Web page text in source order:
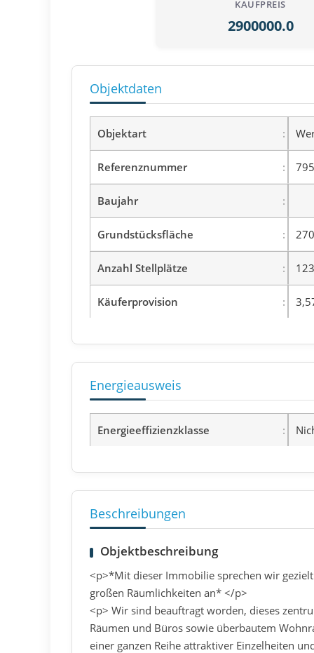
KAUFPREIS
2900000.0
Objektdaten
Objektart
Referenznummer
Baujahr
Grundstücksfläche
Anzahl Stellplätze 123
Käuferprovision
Energieausweis
Energieeffizienzklasse
Beschreibungen
Objektbeschreibung
<p>*Mit dieser Immobilie sprechen wir
großen Räumlichkeiten an* </p>
<p> Wir sind beauftragt worden, dieses
Räumen und Büros sowie überbautem
einer ganzen Reihe attraktiver Einzelheiten